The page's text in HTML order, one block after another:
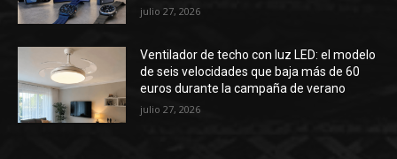
julio 27, 2026
Ventilador de techo con luz LED: el modelo
de seis velocidades que baja más de 60
euros durante la campaña de verano
julio 27, 2026